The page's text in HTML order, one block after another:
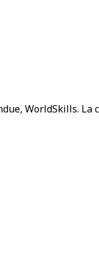
WorldSkills. La